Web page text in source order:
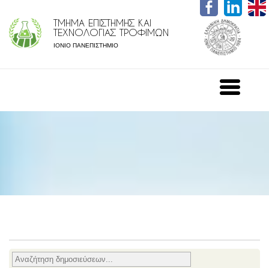
ΤΜΗΜΑ ΕΠΙΣΤΗΜΗΣ ΚΑΙ
ΤΕΧΝΟΛΟΓΙΑΣ ΤΡΟΦΙΜΩΝ
ΙΟΝΙΟ ΠΑΝΕΠΙΣΤΗΜΙΟ